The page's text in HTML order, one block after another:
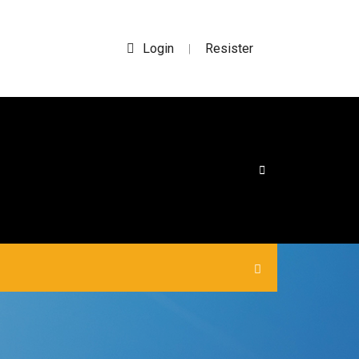
Login | Resister